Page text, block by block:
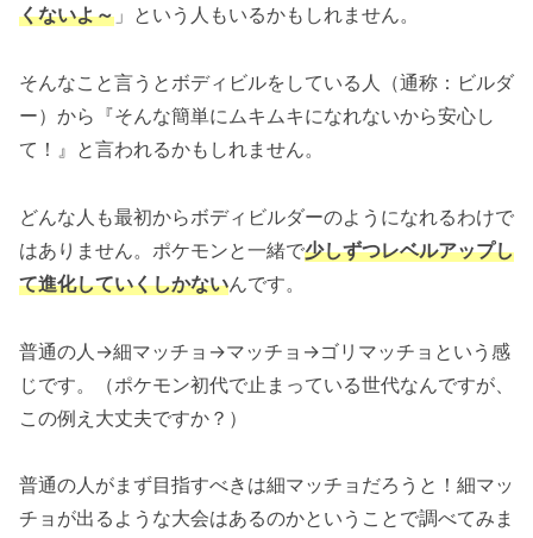
くないよ～ 」という人もいるかもしれません。
そんなこと言うとボディビルをしている人（通称：ビルダ
ー）から『そんな簡単にムキムキになれないから安心し
て！』と言われるかもしれません。
どんな人も最初からボディビルダーのようになれるわけで
はありません。ポケモンと一緒で少しずつレベルアップし
て進化していくしかないんです。
普通の人→細マッチョ→マッチョ→ゴリマッチョという感
じです。（ポケモン初代で止まっている世代なんですが、
この例え大丈夫ですか？）
普通の人がまず目指すべきは細マッチョだろうと！細マッ
チョが出るような大会はあるのかということで調べてみま